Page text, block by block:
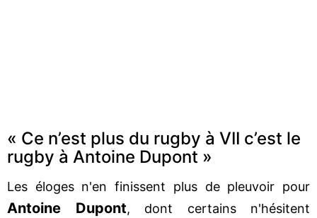
« Ce n’est plus du rugby à VII c’est le
rugby à Antoine Dupont »
Les éloges n'en finissent plus de pleuvoir pour
Antoine Dupont, dont certains n'hésitent